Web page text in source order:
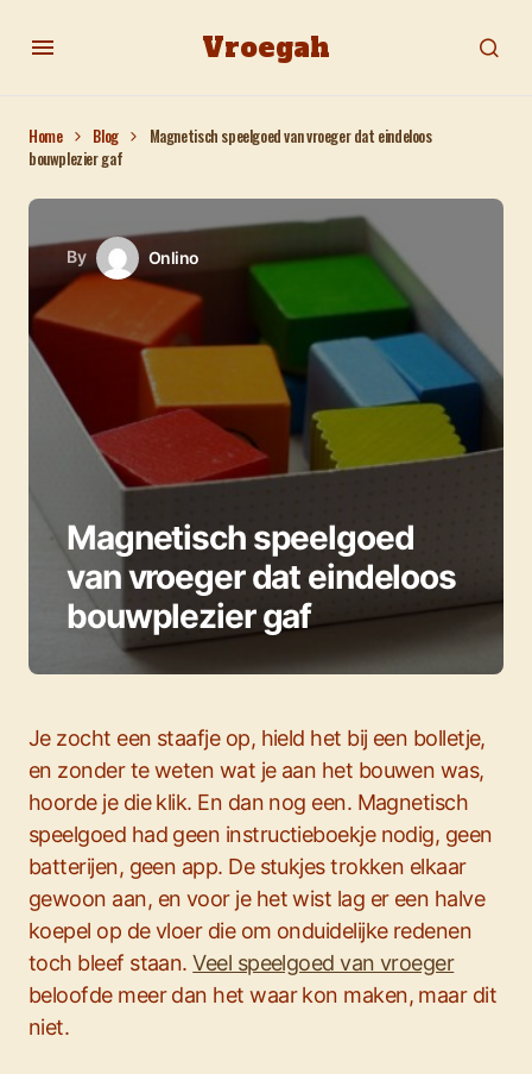
Vroegah
Home Blog
Magnetisch speelgoed van vroeger dat eindeloos
bouwplezier gaf
By Onlino
Magnetisch speelgoed
van vroeger dat eindeloos
bouwplezier gaf
Je zocht een staafje op, hield het bij een bolletje,
en zonder te weten wat je aan het bouwen was,
hoorde je die klik. En dan nog een. Magnetisch
speelgoed had geen instructieboekje nodig, geen
batterijen, geen app. De stukjes trokken elkaar
gewoon aan, en voor je het wist lag er een halve
koepel op de vloer die om onduidelijke redenen
toch bleef staan.Veel speelgoed van vroeger
beloofde meer dan het waar kon maken, maar dit
niet.